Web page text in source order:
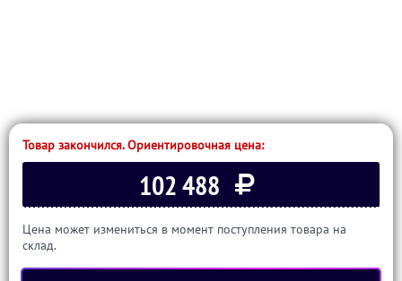
Товар закончился. Ориентировочная цена:
102 488
Цена может измениться в момент поступления товара на
склад.